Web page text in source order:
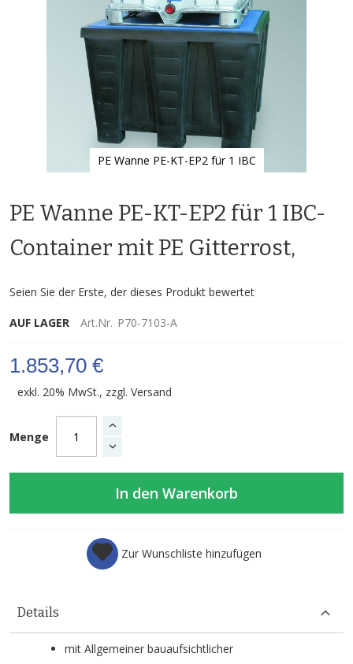
PE Wanne PE-KT-EP2 für 1 IBC
der
springen
PE Wanne PE-KT-EP2 für 1 IBC-
Container mit PE Gitterrost,
Seien Sie der Erste, der dieses Produkt bewertet
AUF LAGER Art.Nr. P70-7103-A
1.853,70 €
exkl. 20% MwSt., zzgl. Versand
Menge
In den Warenkorb
Zur Wunschliste hinzufügen
Details
mit Allgemeiner bauaufsichtlicher